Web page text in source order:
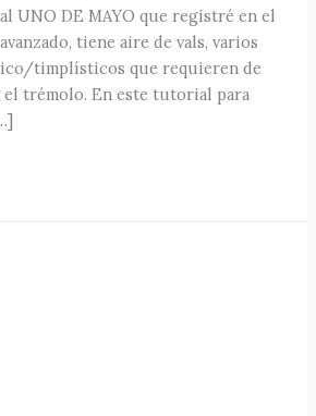
UNO DE MAYO que registré en el
tiene aire de vals, varios
timplísticos que requieren de
trémolo. En este tutorial para